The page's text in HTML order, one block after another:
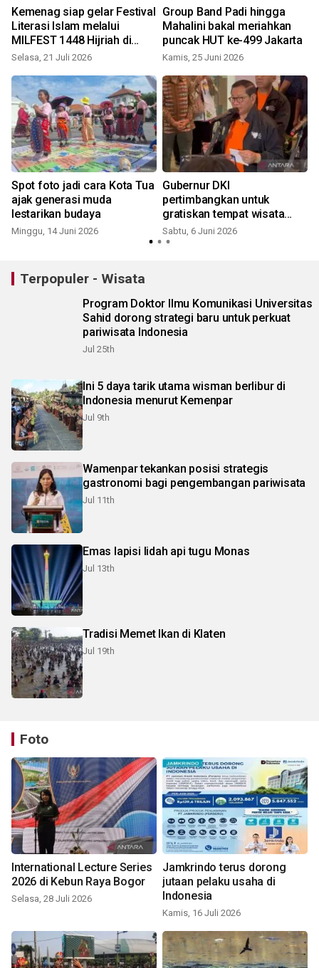
Kemenag siap gelar Festival
Literasi Islam melalui
MILFEST 1448 Hijriah di
Bogor
Selasa, 21 Juli 2026
Group Band Padi hingga
Mahalini bakal meriahkan
puncak HUT ke-499 Jakarta
Kamis, 25 Juni 2026
Spot foto jadi cara Kota Tua
ajak generasi muda
lestarikan budaya
Minggu, 14 Juni 2026
Gubernur DKI
pertimbangkan untuk
gratiskan tempat wisata
saat HUT Jakarta
Sabtu, 6 Juni 2026
Terpopuler - Wisata
Program Doktor Ilmu Komunikasi Universitas
Sahid dorong strategi baru untuk perkuat
pariwisata Indonesia
Jul 25th
Ini 5 daya tarik utama wisman berlibur di
Indonesia menurut Kemenpar
Jul 9th
Wamenpar tekankan posisi strategis
gastronomi bagi pengembangan pariwisata
Jul 11th
Emas lapisi lidah api tugu Monas
Jul 13th
Tradisi Memet Ikan di Klaten
Jul 19th
Foto
International Lecture Series
2026 di Kebun Raya Bogor
Selasa, 28 Juli 2026
Jamkrindo terus dorong
jutaan pelaku usaha di
Indonesia
Kamis, 16 Juli 2026